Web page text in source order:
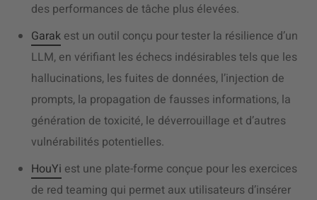
des performances de tâche plus élevées.
Garak est un outil conçu pour tester la résilience d’un
LLM, en vérifiant les échecs indésirables tels que les
hallucinations, les fuites de données, l’injection de
prompts, la propagation de fausses informations, la
génération de toxicité, le déverrouillage et d’autres
vulnérabilités potentielles.
HouYi est une plate-forme conçue pour les exercices
de red teaming qui permet aux utilisateurs d’insérer